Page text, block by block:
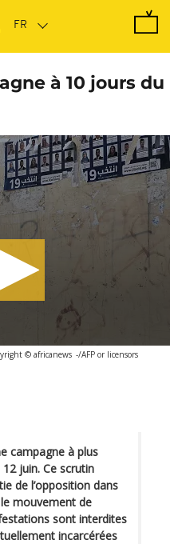
à 10 jours du
© africanews -/AFP or licensors
campagne à plus
juin. Ce scrutin
de l’opposition dans
mouvement de
sont interdites
incarcérées